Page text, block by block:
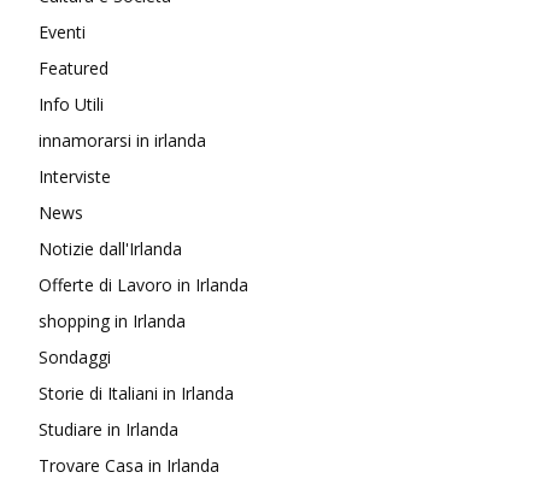
Eventi
Featured
Info Utili
innamorarsi in irlanda
Interviste
News
Notizie dall'Irlanda
Offerte di Lavoro in Irlanda
shopping in Irlanda
Sondaggi
Storie di Italiani in Irlanda
Studiare in Irlanda
Trovare Casa in Irlanda